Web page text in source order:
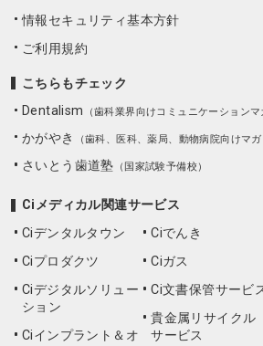
情報セキュリティ基本方針
ご利用規約
こちらもチェック
Dentalism
（歯科業界向けコミュニケーションマ
かがやき （歯科、医科、薬局、動物病院向けマガ
さいとう歯道塾 （国家試験予備校）
Ciメディカル関連サービス
Ciデンタルタウン
Ciプロダクツ
Ciデジタルソリュー
ション
Ciインプラント＆オ
Ciでんき
Ciガス
Ci文書保管サービ
貴金属リサイクル
サービス